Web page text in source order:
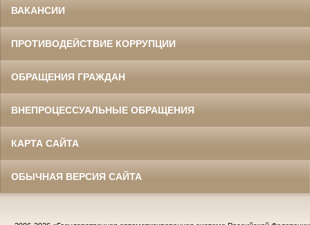
ВАКАНСИИ
ПРОТИВОДЕЙСТВИЕ КОРРУПЦИИ
ОБРАЩЕНИЯ ГРАЖДАН
ВНЕПРОЦЕССУАЛЬНЫЕ ОБРАЩЕНИЯ
КАРТА САЙТА
ОБЫЧНАЯ ВЕРСИЯ САЙТА